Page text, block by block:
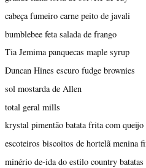
cabeça fumeiro carne peito de javali
bumblebee feta salada de frango
Tia Jemima panquecas maple syrup
Duncan Hines escuro fudge brownies
sol mostarda de Allen
total geral mills
krystal pimentão batata frita com queijo
escoteiros biscoitos de hortelã menina
minério de-ida do estilo country